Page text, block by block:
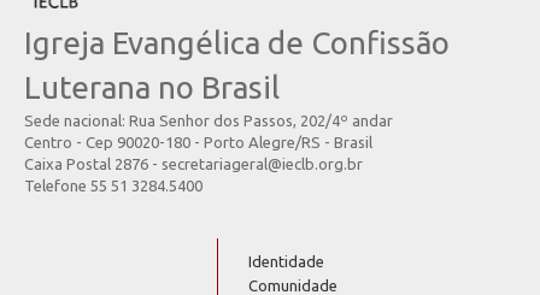
Igreja Evangélica de Confissão
Luterana no Brasil
Sede nacional: Rua Senhor dos Passos, 202/4º andar
Centro - Cep 90020-180 - Porto Alegre/RS - Brasil
Caixa Postal 2876 - secretariageral@ieclb.org.br
Telefone 55 51 3284.5400
Identidade
Comunidade